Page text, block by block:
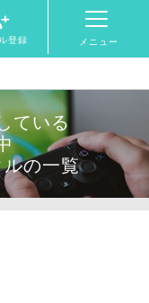
登録 メニュー
ている
の一覧